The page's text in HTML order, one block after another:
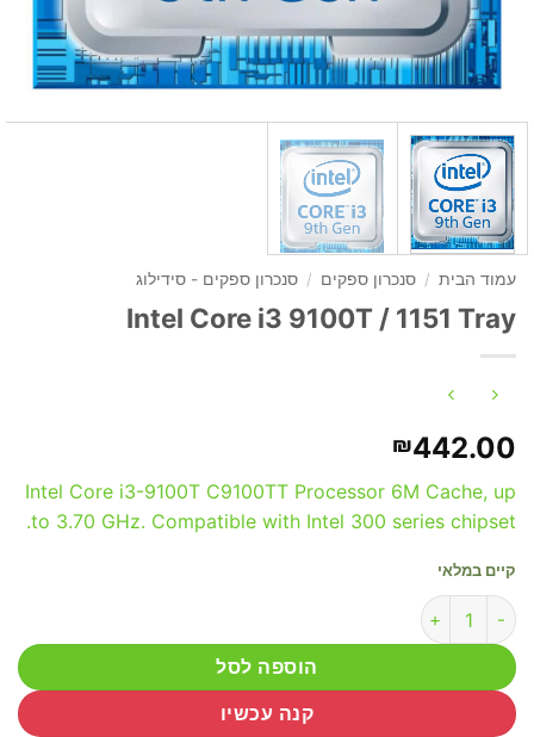
עמוד הבית / סנכרון ספקים / סנכרון ספקים - סידילוג
Intel Core i3 9100T / 1151 Tray
₪442.00
Intel Core i3-9100T C9100TT Processor 6M Cache, up
to 3.70 GHz. Compatible with Intel 300 series chipset.
קיים במלאי
כמות של Intel Core i3 9100T / 1151 Tray
הוספה לסל
קנה עכשיו